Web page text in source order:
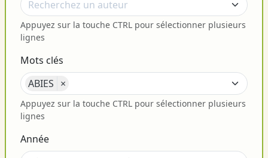
Appuyez sur la touche CTRL pour sélectionner plusieurs
lignes
Mots clés
ABIES ×
Appuyez sur la touche CTRL pour sélectionner plusieurs
lignes
Année